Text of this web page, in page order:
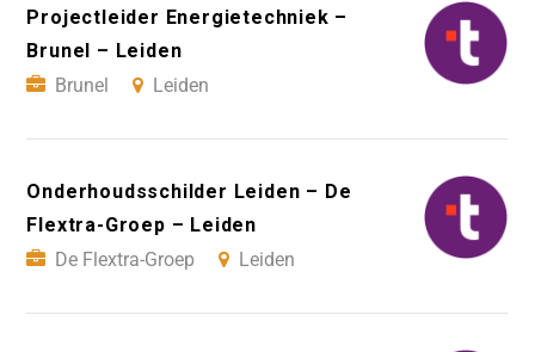
Projectleider Energietechniek –
Brunel – Leiden
Brunel
Leiden
Onderhoudsschilder Leiden – De
Flextra-Groep – Leiden
De Flextra-Groep
Leiden